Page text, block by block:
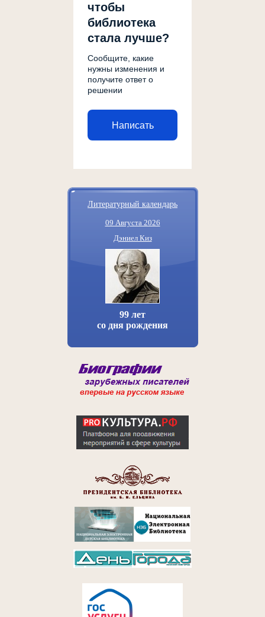
чтобы
библиотека
стала лучше?
Сообщите, какие
нужны изменения и
получите ответ о
решении
Написать
Литературный календарь
09 Августа 2026
Дэниел Киз
99 лет
со дня рождения